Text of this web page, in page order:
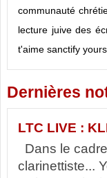
communauté
lecture juive des
t'aime sanctify
Dernières
LTC LIVE :
Dans le
clarinettiste...